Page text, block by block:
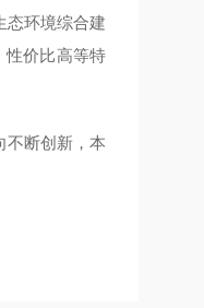
态环境综合建
性价比高等特
不断创新，本